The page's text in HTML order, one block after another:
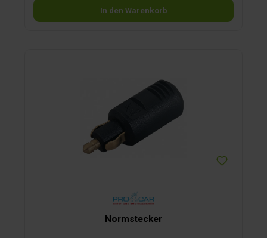
In den Warenkorb
Normstecker